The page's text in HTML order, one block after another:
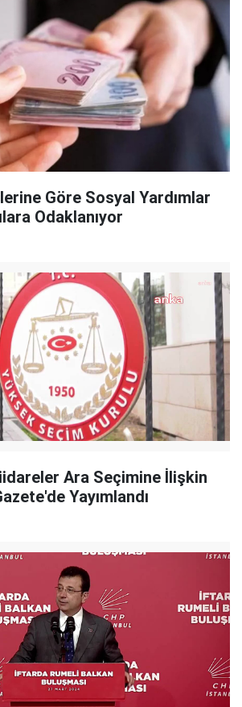
Göre Sosyal Yardımlar
Odaklanıyor
Ara Seçimine İlişkin
Yayımlandı